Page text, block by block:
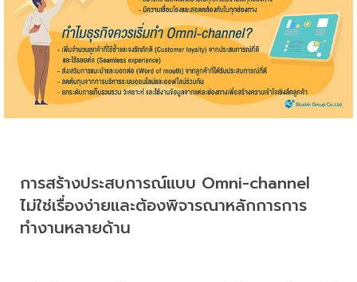
การสร้างประสบการณ์แบบ Omni-channel
ไม่ใช่เรื่องง่ายและต้องพิจารณาหลักการการ
ทำงานหลายด้าน